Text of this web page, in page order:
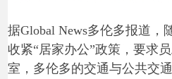
据Global News多伦多报道，
收紧“居家办公”政策，要求
室，多伦多的交通与公共交